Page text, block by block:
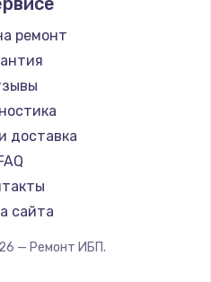
модуля
руб.
конфорки
руб.
сенсора
ремонт
доставка
сайта
— Ремонт ИБП.